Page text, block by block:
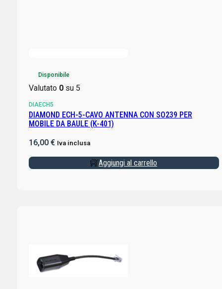
Disponibile
Valutato 0su 5
DIAECH5
DIAMOND ECH-5-CAVO ANTENNA CON SO239 PER
MOBILE DA BAULE (K-401)
16,00 € Iva inclusa
Aggiungi al carrello